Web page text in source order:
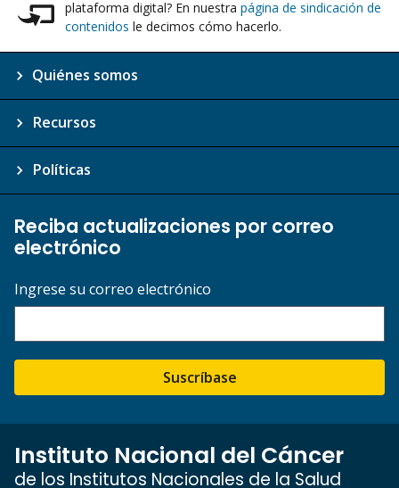
plataforma digital? En nuestra página de sindicación de
contenidos le decimos cómo hacerlo.
Quiénes somos
Recursos
Políticas
Reciba actualizaciones por correo
electrónico
Ingrese su correo electrónico
Suscríbase
Instituto Nacional del Cáncer
de los Institutos Nacionales de la Salud